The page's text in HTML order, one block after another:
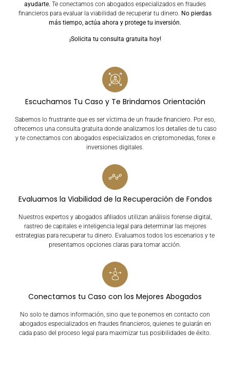
ayudarte. Te conectamos con abogados especializados en fraudes
financieros para evaluar la viabilidad de recuperar tu dinero. No pierdas
más tiempo, actúa ahora y protege tu inversión.
¡Solicita tu consulta gratuita hoy!
Escuchamos Tu Caso y Te Brindamos Orientación
Sabemos lo frustrante que es ser víctima de un fraude financiero. Por eso,
ofrecemos una consulta gratuita donde analizamos los detalles de tu caso
y te conectamos con abogados especializados en criptomonedas, forex e
inversiones digitales.
Evaluamos la Viabilidad de la Recuperación de Fondos
Nuestros expertos y abogados afiliados utilizan análisis forense digital,
rastreo de capitales e inteligencia legal para determinar las mejores
estrategias para recuperar tu dinero. Evaluamos todos los escenarios y te
presentamos opciones claras para tomar acción.
Conectamos tu Caso con los Mejores Abogados
No solo te damos información, sino que te ponemos en contacto con
abogados especializados en fraudes financieros, quienes te guiarán en
cada paso del proceso legal para maximizar tus posibilidades de éxito.